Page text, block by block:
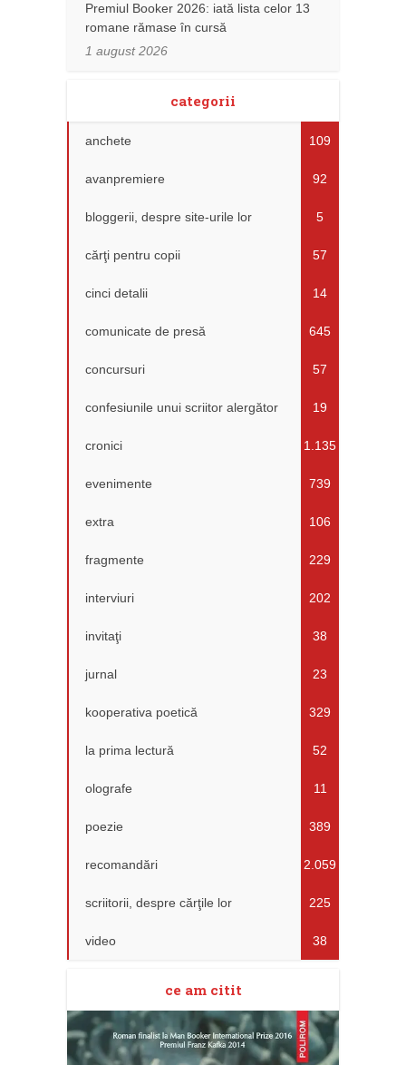
Premiul Booker 2026: iată lista celor 13
romane rămase în cursă
1 august 2026
categorii
anchete 109
avanpremiere 92
bloggerii, despre site-urile lor 5
cărţi pentru copii 57
cinci detalii 14
comunicate de presă 645
concursuri 57
confesiunile unui scriitor alergător 19
cronici 1.135
evenimente 739
extra 106
fragmente 229
interviuri 202
invitaţi 38
jurnal 23
kooperativa poetică 329
la prima lectură 52
olografe 11
poezie 389
recomandări 2.059
scriitorii, despre cărţile lor 225
video 38
ce am citit